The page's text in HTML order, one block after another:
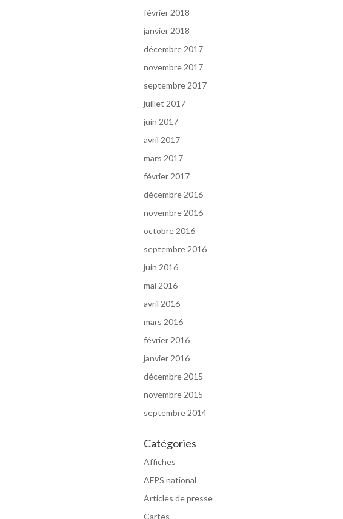
février 2018
janvier 2018
décembre 2017
novembre 2017
septembre 2017
juillet 2017
juin 2017
avril 2017
mars 2017
février 2017
décembre 2016
novembre 2016
octobre 2016
septembre 2016
juin 2016
mai 2016
avril 2016
mars 2016
février 2016
janvier 2016
décembre 2015
novembre 2015
septembre 2014
Catégories
Affiches
AFPS national
Articles de presse
Cartes